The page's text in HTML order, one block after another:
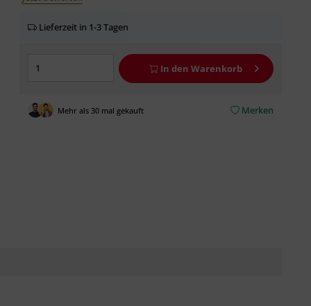
Lieferzeit in 1-3 Tagen
In den Warenkorb
Mehr als 30 mal gekauft Merken